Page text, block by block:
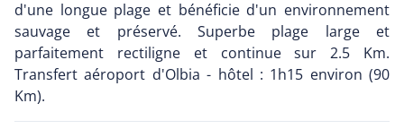
d'une longue plage et bénéficie d'un environnement
sauvage et préservé. Superbe plage large et
parfaitement rectiligne et continue sur 2.5 Km.
Transfert aéroport d'Olbia - hôtel : 1h15 environ (90
Km).